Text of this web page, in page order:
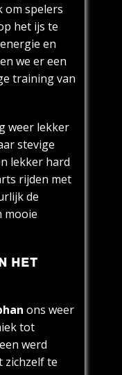
om spelers
het ijs te
en
we er een
training van
weer lekker
stevige
lekker hard
rijden met
de
mooie
HET
ons weer
tot
werd
zichzelf te